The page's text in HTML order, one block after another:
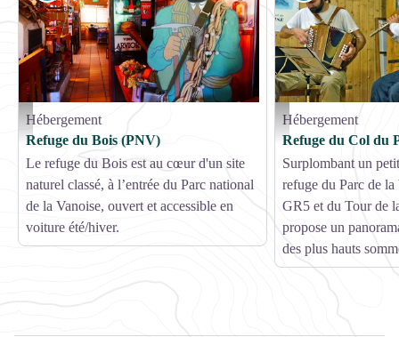
G. Kiener
Hébergement
Refuge du Bois (PNV)
Le refuge du Bois est au cœur d'un site
naturel classé, à l’entrée du Parc national
de la Vanoise, ouvert et accessible en
voiture été/hiver.
Animation estivale -
Hébergement
Refuge du Col du
Surplombant un
refuge du Parc de la
GR5 et du Tour de
propose un
des plus hauts